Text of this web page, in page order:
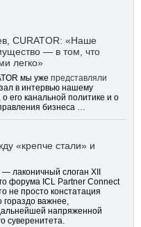
CURATOR: «Наше
— в том, что
легко»
мы уже представляли
в интервью нашему
его канальной политике и о
бизнеса …
«крепче стали» и
лаконичный слоган XII
форума ICL Partner Connect
не просто констатация
гораздо важнее,
напряженной
суверенитета.